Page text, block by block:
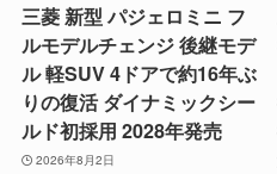
三菱 新型 パジェロミニ フ
ルモデルチェンジ 後継モデ
ル 軽SUV 4ドアで約16年ぶ
りの復活 ダイナミックシー
ルド初採用 2028年発売
2026年8月2日